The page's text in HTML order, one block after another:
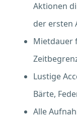
Aktionen
der ersten
Mietdauer
Lustige
Bärte,
Alle